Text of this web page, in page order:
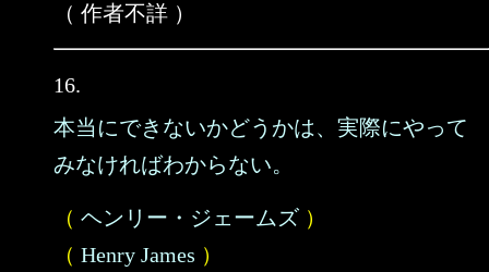
（ 作者不詳 ）
16.
本当にできないかどうかは、実際にやって
みなければわからない。
（ ヘンリー・ジェームズ ）
（ Henry James ）